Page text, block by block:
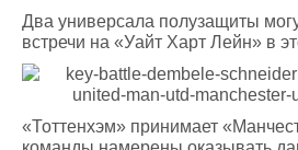
Два универсала полузащиты
встречи на «Уайт Харт Лейн» в
«Тоттенхэм» принимает